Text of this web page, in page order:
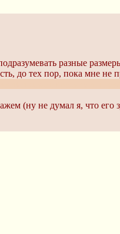
разные
до тех пор, пока мне не
(ну не думал я, что его